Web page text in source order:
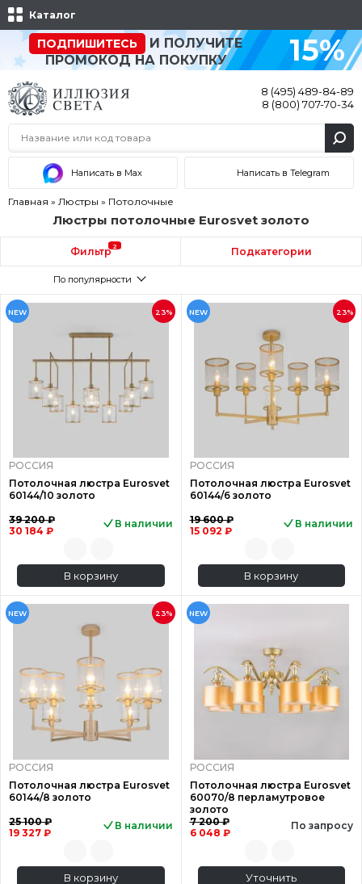
Каталог
ПОДПИШИТЕСЬ
И ПОЛУЧИТЕ
ПРОМОКОД НА ПОКУПКУ
15%
8 (495) 489-84-89
8 (800) 707-70-34
Написать в Max Написать в Telegram
Главная » Люстры » Потолочные
Люстры потолочные Eurosvet золото
Фильтр 2 Подкатегории
По популярности
NEW 23%
РОССИЯ
Потолочная люстра Eurosvet
60144/10 золото
39 200 ₽
30 184 ₽
В наличии
В корзину
NEW 23%
РОССИЯ
Потолочная люстра Eurosvet
60144/6 золото
19 600 ₽
15 092 ₽
В наличии
В корзину
NEW 23%
РОССИЯ
Потолочная люстра Eurosvet
60144/8 золото
25 100 ₽
19 327 ₽
В наличии
В корзину
NEW
РОССИЯ
Потолочная люстра Eurosvet
60070/8 перламутровое
золото
7 200 ₽
6 048 ₽
По запросу
Уточнить